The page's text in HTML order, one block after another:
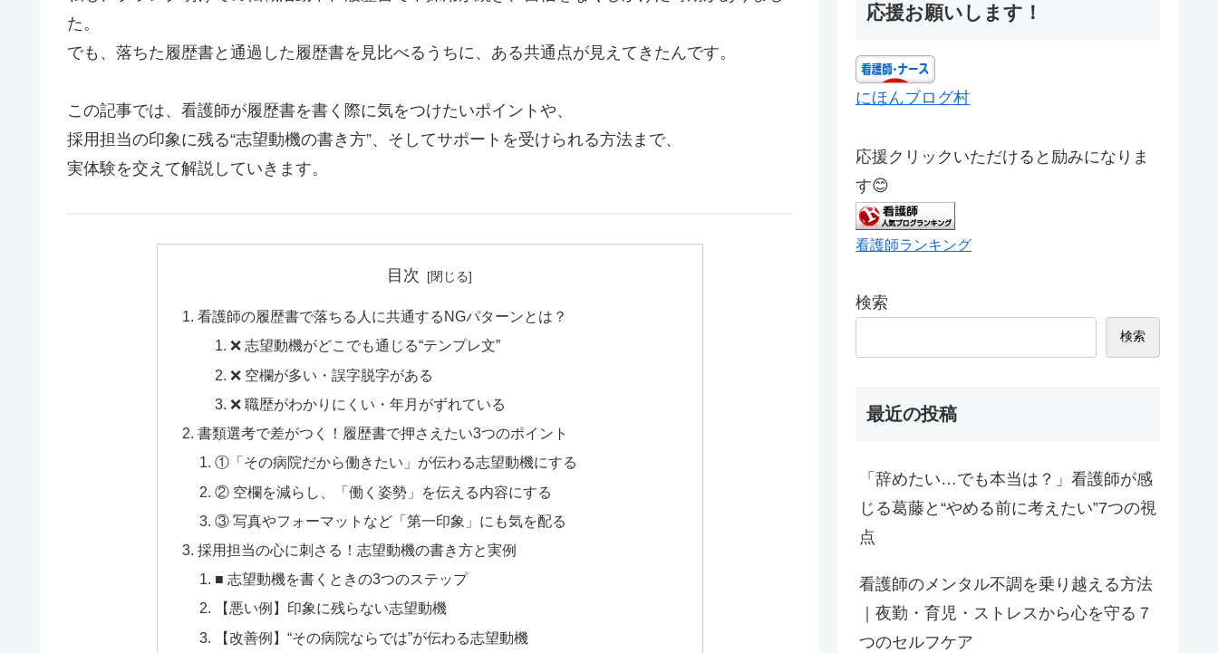
た。
でも、落ちた履歴書と通過した履歴書を見比べるうちに、ある共通点が見えてきたんです。
この記事では、看護師が履歴書を書く際に気をつけたいポイントや、
採用担当の印象に残る“志望動機の書き方”、そしてサポートを受けられる方法まで、
実体験を交えて解説していきます。
目次
看護師の履歴書で落ちる人に共通するNGパターンとは？
❌ 志望動機がどこでも通じる“テンプレ文”
❌ 空欄が多い・誤字脱字がある
❌ 職歴がわかりにくい・年月がずれている
書類選考で差がつく！履歴書で押さえたい3つのポイント
①「その病院だから働きたい」が伝わる志望動機にする
② 空欄を減らし、「働く姿勢」を伝える内容にする
③ 写真やフォーマットなど「第一印象」にも気を配る
採用担当の心に刺さる！志望動機の書き方と実例
■ 志望動機を書くときの3つのステップ
【悪い例】印象に残らない志望動機
【改善例】“その病院ならでは”が伝わる志望動機
応援お願いします！
にほんブログ村
応援クリックいただけると励みになりま
す😊
看護師ランキング
検索
検索
最近の投稿
「辞めたい…でも本当は？」看護師が感
じる葛藤と“やめる前に考えたい”7つの視
点
看護師のメンタル不調を乗り越える方法
｜夜勤・育児・ストレスから心を守る７
つのセルフケア